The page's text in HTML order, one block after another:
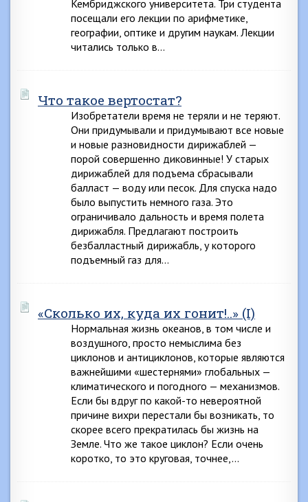
Кембриджского университета. Три студента
посещали его лекции по арифметике,
географии, оптике и другим наукам. Лекции
читались только в…
Что такое вертостат?
Изобретатели время не теряли и не теряют.
Они придумывали и придумывают все новые
и новые разновидности дирижаблей —
порой совершенно диковинные! У старых
дирижаблей для подъема сбрасывали
балласт — воду или песок. Для спуска надо
было выпустить немного газа. Это
ограничивало дальность и время полета
дирижабля. Предлагают построить
безбалластный дирижабль, у которого
подъемный газ для…
«Сколько их, куда их гонит!..» (I)
Нормальная жизнь океанов, в том числе и
воздушного, просто немыслима без
циклонов и антициклонов, которые являются
важнейшими «шестернями» глобальных —
климатического и погодного — механизмов.
Если бы вдруг по какой-то невероятной
причине вихри перестали бы возникать, то
скорее всего прекратилась бы жизнь на
Земле. Что же такое циклон? Если очень
коротко, то это круговая, точнее,…